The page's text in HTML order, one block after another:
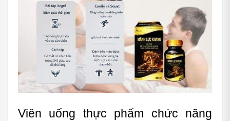
Viên uống thực phẩm chức năng